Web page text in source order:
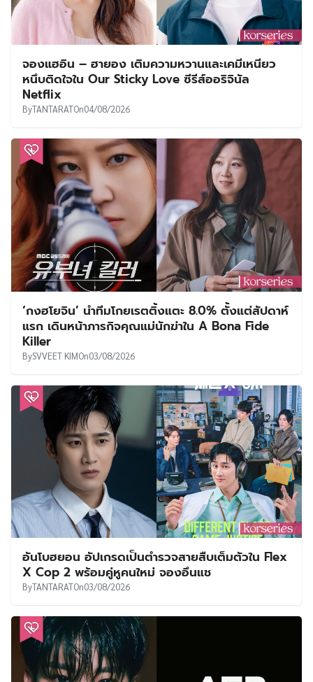
จองแฮอิน – ฮายอง เติมความหวานและเคมีเหนียว
หนึบติดใจใน Our Sticky Love ซีรีส์ออริจินัล
Netflix
ByTANTARATOn04/08/2026
‘กงฮโยจิน’ นำทีมโกยเรตติ้งแตะ 8.0% ตั้งแต่สัปดาห์
แรก เดินหน้าภารกิจคุณแม่นักฆ่าใน A Bona Fide
Killer
BySVVEET KIMOn03/08/2026
อันโบฮยอน อัปเกรดเป็นตำรวจสายสืบเต็มตัวใน Flex
X Cop 2 พร้อมคู่หูคนใหม่ จองอึนแช
ByTANTARATOn03/08/2026